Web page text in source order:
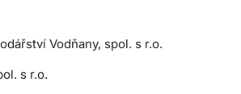
Vodňany, spol. s r.o.
s r.o.